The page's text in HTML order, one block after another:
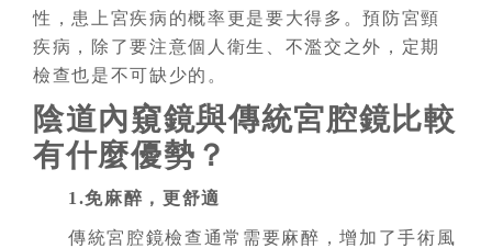
性，患上宮疾病的概率更是要大得多。預防宮頸
疾病，除了要注意個人衛生、不濫交之外，定期
檢查也是不可缺少的。
陰道內窺鏡與傳統宮腔鏡比較
有什麼優勢？
1.免麻醉，更舒適
傳統宮腔鏡檢查通常需要麻醉，增加了手術風